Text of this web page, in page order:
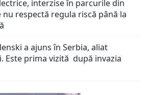
interzise în parcurile din
nu respectă regula riscă până la
a ajuns în Serbia, aliat
Este prima vizită după invazia